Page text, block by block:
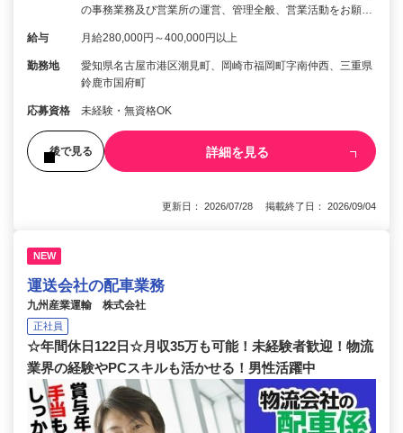
の事務業務及び営業所の運営、管理全般、営業活動をお願…
給与 月給280,000円～400,000円以上
勤務地
愛知県名古屋市港区潮見町、岡崎市福岡町字南仲西、三重県
鈴鹿市国府町
応募資格 未経験・無資格OK
後で見る 詳細を見る
更新日： 2026/07/28 掲載終了日： 2026/09/04
NEW
運送会社の配車業務
九州産業運輸 株式会社
正社員
☆年間休日122日☆月収35万も可能！未経験者歓迎！物流
業界の経験やPCスキルも活かせる！男性活躍中